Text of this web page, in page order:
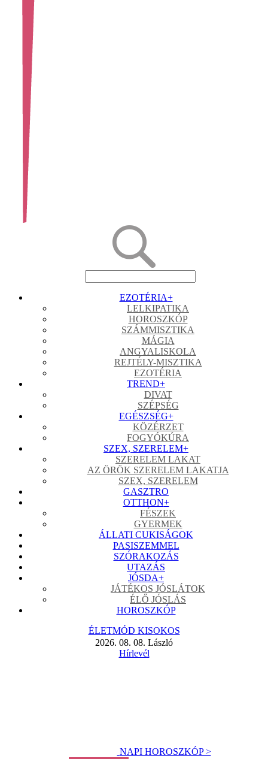
EZOTÉRIA+
LELKIPATIKA
HOROSZKÓP
SZÁMMISZTIKA
MÁGIA
ANGYALISKOLA
REJTÉLY-MISZTIKA
EZOTÉRIA
TREND+
DIVAT
SZÉPSÉG
EGÉSZSÉG+
KÖZÉRZET
FOGYÓKÚRA
SZEX, SZERELEM+
SZERELEM LAKAT
AZ ÖRÖK SZERELEM LAKATJA
SZEX, SZERELEM
GASZTRO
OTTHON+
FÉSZEK
GYERMEK
ÁLLATI CUKISÁGOK
PASISZEMMEL
SZÓRAKOZÁS
UTAZÁS
JÓSDA+
JÁTÉKOS JÓSLÁTOK
ÉLŐ JÓSLÁS
HOROSZKÓP
ÉLETMÓD KISOKOS
2026. 08. 08. László
Hírlevél
NAPI HOROSZKÓP >